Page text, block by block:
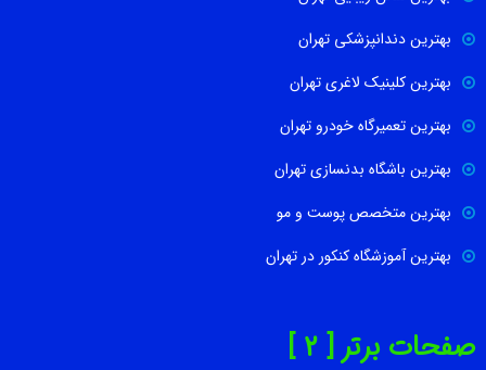
بهترین دندانپزشکی تهران
بهترین کلینیک لاغری تهران
بهترین تعمیرگاه خودرو تهران
بهترین باشگاه بدنسازی تهران
بهترین متخصص پوست و مو
بهترین آموزشگاه کنکور در تهران
صفحات برتر [ 2 ]